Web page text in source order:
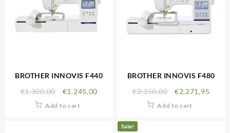
BROTHER INNOVIS F440
€1.300,00 €1.245,00
Add to cart
BROTHER INNOVIS F480
€2.350,00 €2.271,95
Add to cart
Sale!